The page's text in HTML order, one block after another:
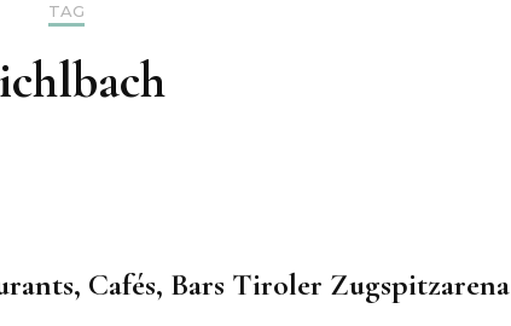
TAG
Cafés, Bars Tiroler Zugspitzarena